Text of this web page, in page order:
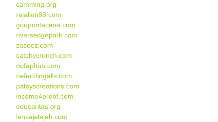
camming.org
rajalion88.com
goupuntacana.com
riversedgepark.com
zaseez.com
catchycrunch.com
nofaphub.com
nefertitingalls.com
patsyscreations.com
income4proof.com
educaritas.org
lensajelajah.com